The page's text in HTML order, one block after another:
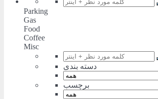
Parking
Gas
Food
Coffee
Misc
دسته بندی
برچسب